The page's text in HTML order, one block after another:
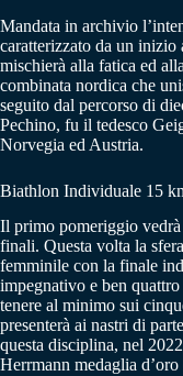
Mandata in archivio
caratterizzato da un
mischierà alla fatica ed
combinata nordica che
seguito dal percorso di
Pechino, fu il tedesco
Norvegia ed Austria.
Biathlon Individuale 15
Il primo pomeriggio
finali. Questa volta la
femminile con la finale
impegnativo e ben
tenere al minimo sui
presenterà ai nastri di
questa disciplina, nel
Herrmann medaglia